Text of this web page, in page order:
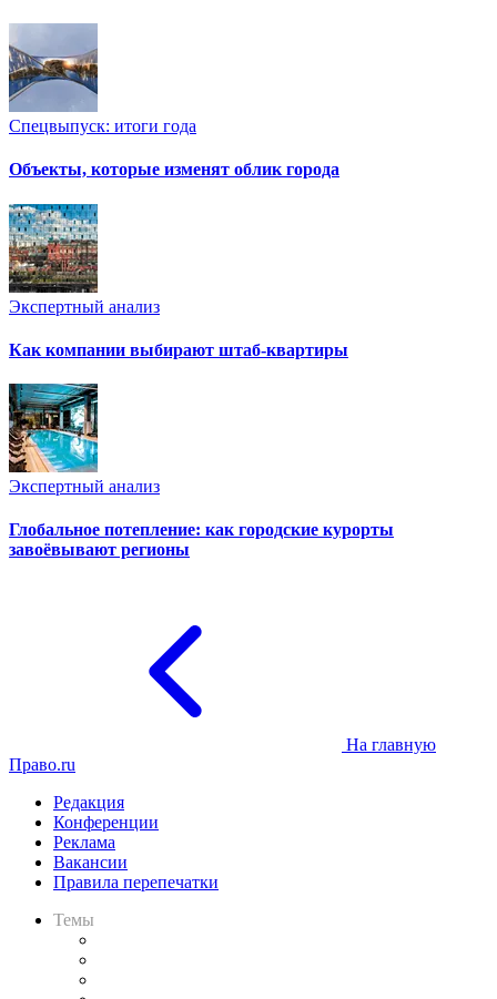
Спецвыпуск: итоги года
Объекты, которые изменят облик города
Экспертный анализ
Как компании выбирают штаб-квартиры
Экспертный анализ
Глобальное потепление: как городские курорты
завоёвывают регионы
На главную
Право.ru
Редакция
Конференции
Реклама
Вакансии
Правила перепечатки
Темы